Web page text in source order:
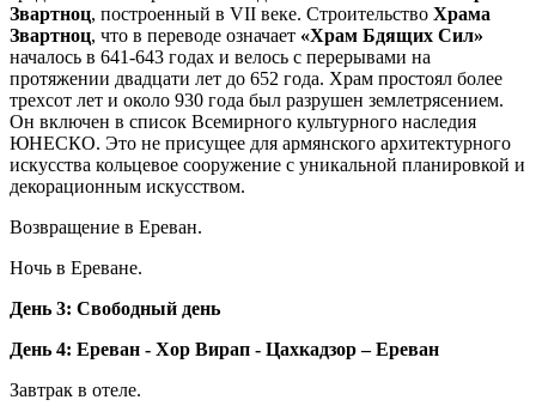
Звартноц, построенный в VII веке. Строительство Храма
Звартноц, что в переводе означает «Храм Бдящих Сил»
началось в 641-643 годах и велось с перерывами на
протяжении двадцати лет до 652 года. Храм простоял более
трехсот лет и около 930 года был разрушен землетрясением.
Он включен в список Всемирного культурного наследия
ЮНЕСКО. Это не присущее для армянского архитектурного
искусства кольцевое сооружение с уникальной планировкой и
декорационным искусством.
Возвращение в Ереван.
Ночь в Ереване.
День 3: Свободный день
День 4: Ереван - Хор Вирап - Цахкадзор – Ереван
Завтрак в отеле.